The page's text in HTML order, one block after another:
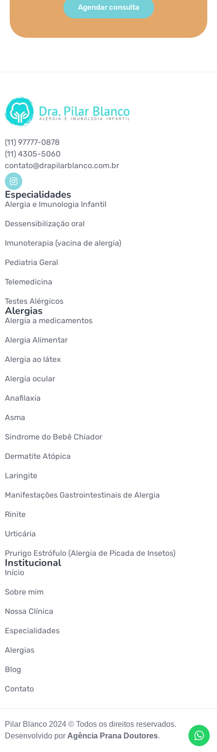
Agendar consulta
(11) 97777-0878
(11) 4305-5060
contato@drapilarblanco.com.br
Especialidades
Alergia e Imunologia Infantil
Dessensibilização oral
Imunoterapia (vacina de alergia)
Pediatria Geral
Telemedicina
Testes Alérgicos
Alergias
Alergia a medicamentos
Alergia Alimentar
Alergia ao látex
Alergia ocular
Anafilaxia
Asma
Sindrome do Bebê Chiador
Dermatite Atópica
Laringite
Manifestações Gastrointestinais de Alergia
Rinite
Urticária
Prurigo Estrófulo (Alergia de Picada de Insetos)
Institucional
Início
Sobre mim
Nossa Clínica
Especialidades
Alergias
Blog
Contato
Pilar Blanco 2024 © Todos os direitos reservados.
Desenvolvido por Agência Prana Doutores.